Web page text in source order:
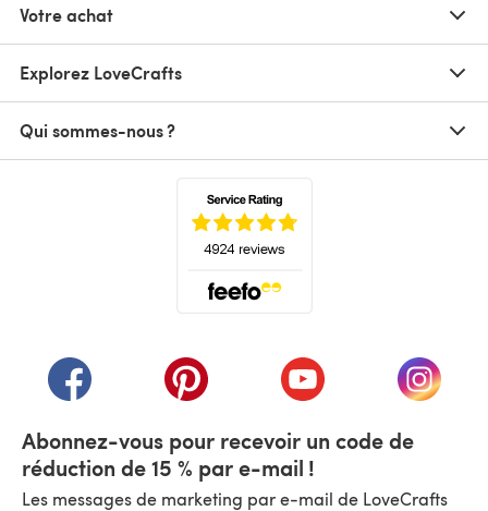
Votre achat
Explorez LoveCrafts
Qui sommes-nous ?
(s'ouvre dans un nouvel onglet)
(s'ouvre dans un nouvel onglet)
(s'ouvre dans un(s'ouvre
Abonnez-vous pour recevoir un code de
réduction de 15 % par e-mail !
Les messages de marketing par e-mail de LoveCrafts